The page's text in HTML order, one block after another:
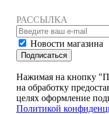
РАССЫЛКА
Новости магазина
Подписаться
Нажимая на кнопку
на обработку
целях оформление
Политикой